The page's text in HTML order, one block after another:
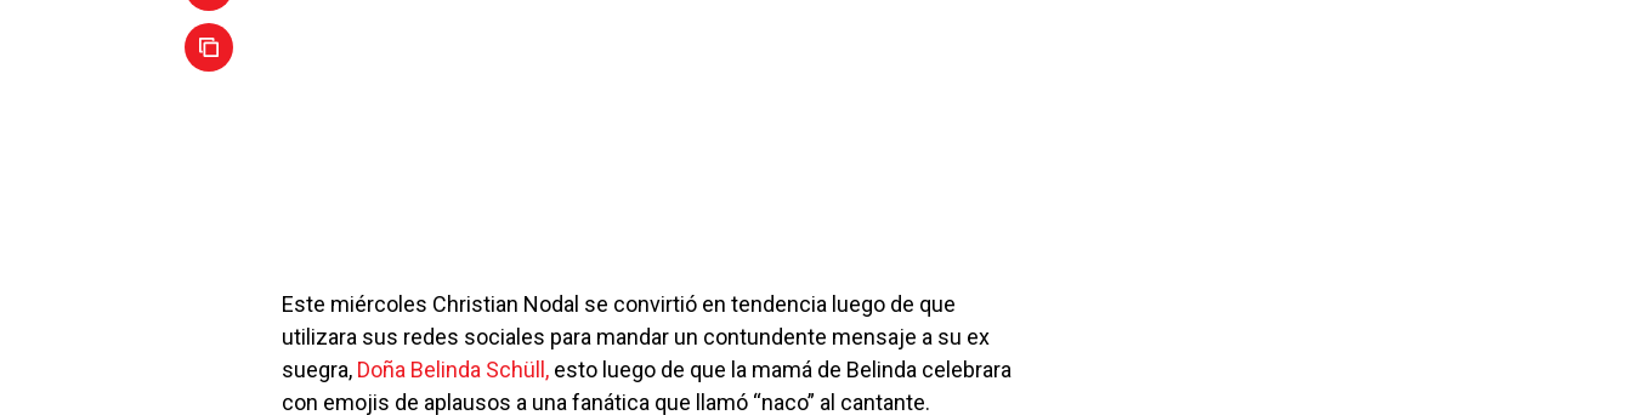
Este miércoles Christian Nodal se convirtió en tendencia luego de que
utilizara sus redes sociales para mandar un contundente mensaje a su ex
suegra, Doña Belinda Schüll, esto luego de que la mamá de Belinda celebrara
con emojis de aplausos a una fanática que llamó “naco” al cantante.